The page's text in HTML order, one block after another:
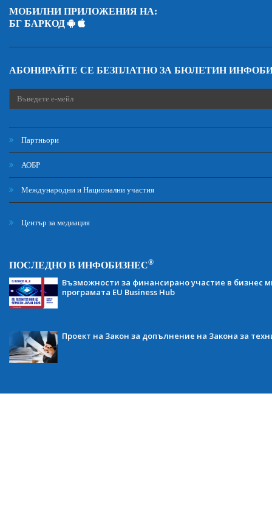
МОБИЛНИ ПРИЛОЖЕНИЯ НА:
БГ БАРКОД
АБОНИРАЙТЕ СЕ БЕЗПЛАТНО ЗА БЮЛЕТИН
Партньори
АОБР
Международни и Национални участия
Център за медиация
ПОСЛЕДНО В ИНФОБИЗНЕС®
Възможности за финансирано участие в бизнес
програмата EU Business Hub
Проект на Закон за допълнение на Закона за